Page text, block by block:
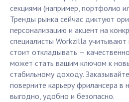
секциями (например, портфолио
Тренды рынка сейчас диктуют
персонализацию и акцент на
специалисты Workzilla
стоит откладывать —
может стать вашим ключом к
стабильному доходу.
поверните карьеру фрилансера в
выгодно, удобно и безопасно.